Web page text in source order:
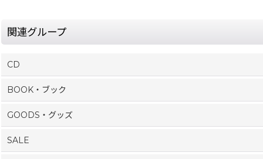
関連グループ
CD
BOOK・ブック
GOODS・グッズ
SALE